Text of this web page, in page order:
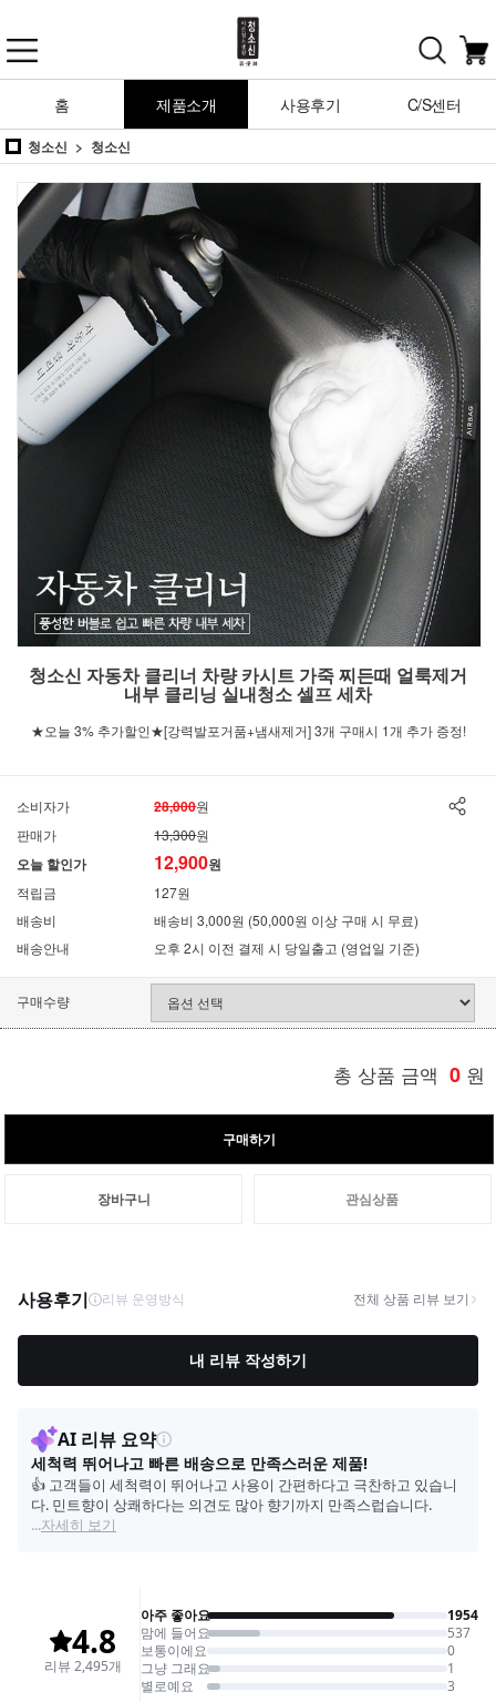
홈 제품소개 사용후기 C/S센터
청소신 청소신
청소신 자동차 클리너 차량 카시트 가죽 찌든때 얼룩제거
내부 클리닝 실내청소 셀프 세차
★오늘 3% 추가할인★[강력발포거품+냄새제거] 3개 구매시 1개 추가 증정!
소비자가 28,000원
판매가
13,300원
오늘 할인가 12,900원
적립금
127원
배송비
배송비 3,000원 (50,000원 이상 구매 시 무료)
배송안내
오후 2시 이전 결제 시 당일출고 (영업일 기준)
구매수량
총 상품 금액 0 원
구매하기
장바구니 관심상품